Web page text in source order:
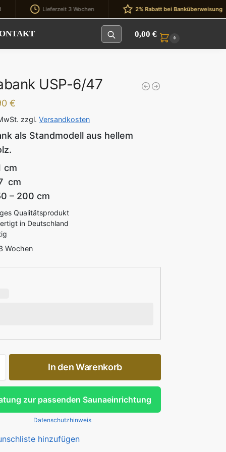
Lieferzeit 3 Wochen 2% Rabatt bei Banküberweisung
0,00 € 0
USP-6/47
€
zzgl.Versandkosten
als Standmodell aus hellem
cm
cm
– 200 cm
Qualitätsprodukt
in Deutschland
Wochen
In den Warenkorb
zur passenden Saunaeinrichtung
Datenschutzhinweis
hinzufügen